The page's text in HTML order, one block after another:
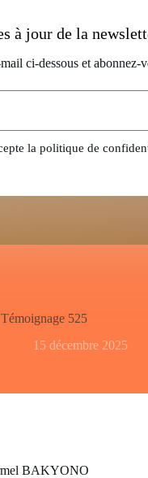
à jour de la
ci-dessous et abonnez-
la politique de
Témoignage 525
15 décembre 2025
BAKYONO